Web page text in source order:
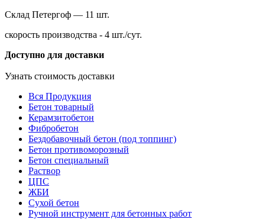
Склад Петергоф — 11 шт.
скорость производства - 4 шт./сут.
Доступно для доставки
Узнать стоимость доставки
Вся Продукция
Бетон товарный
Керамзитобетон
Фибробетон
Бездобавочный бетон (под топпинг)
Бетон противоморозный
Бетон специальный
Раствор
ЦПС
ЖБИ
Сухой бетон
Ручной инструмент для бетонных работ